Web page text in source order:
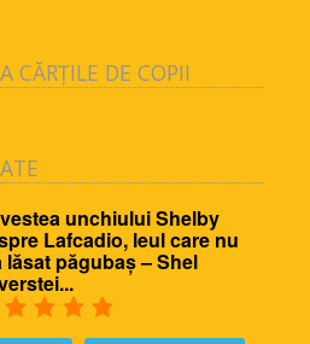
CĂRȚILE DE COPII
unchiului Shelby
Lafcadio, leul care nu
lăsat păgubaș – Shel